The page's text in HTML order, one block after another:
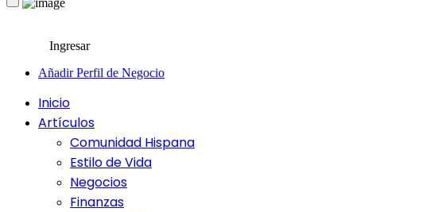
Ingresar
Añadir Perfil de Negocio
Inicio
Artículos
Comunidad Hispana
Estilo de Vida
Negocios
Finanzas